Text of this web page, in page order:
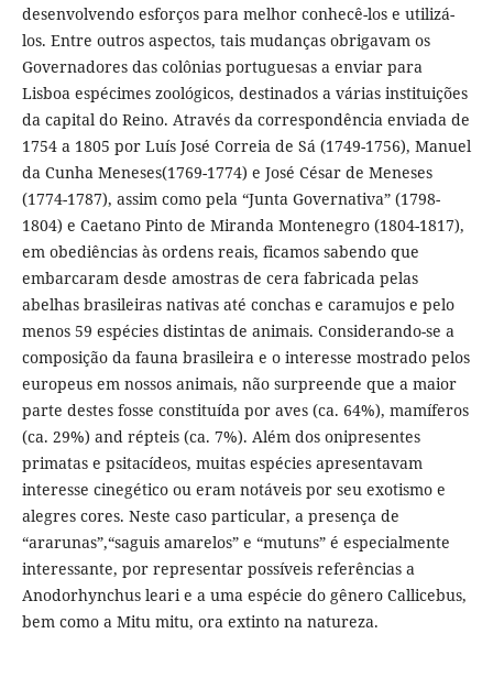
desenvolvendo esforços para melhor conhecê-los e utilizá-
los. Entre outros aspectos, tais mudanças obrigavam os
Governadores das colônias portuguesas a enviar para
Lisboa espécimes zoológicos, destinados a várias instituições
da capital do Reino. Através da correspondência enviada de
1754 a 1805 por Luís José Correia de Sá (1749-1756), Manuel
da Cunha Meneses(1769-1774) e José César de Meneses
(1774-1787), assim como pela “Junta Governativa” (1798-
1804) e Caetano Pinto de Miranda Montenegro (1804-1817),
em obediências às ordens reais, ficamos sabendo que
embarcaram desde amostras de cera fabricada pelas
abelhas brasileiras nativas até conchas e caramujos e pelo
menos 59 espécies distintas de animais. Considerando-se a
composição da fauna brasileira e o interesse mostrado pelos
europeus em nossos animais, não surpreende que a maior
parte destes fosse constituída por aves (ca. 64%), mamíferos
(ca. 29%) and répteis (ca. 7%). Além dos onipresentes
primatas e psitacídeos, muitas espécies apresentavam
interesse cinegético ou eram notáveis por seu exotismo e
alegres cores. Neste caso particular, a presença de
“ararunas”,“saguis amarelos” e “mutuns” é especialmente
interessante, por representar possíveis referências a
Anodorhynchus leari e a uma espécie do gênero Callicebus,
bem como a Mitu mitu, ora extinto na natureza.